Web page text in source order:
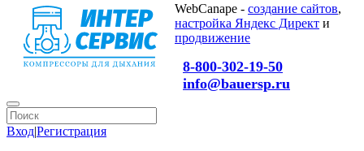
WebCanape - создание сайтов,
настройка Яндекс Директ и
продвижение
8-800-302-19-50
info@bauersp.ru
Вход|Регистрация